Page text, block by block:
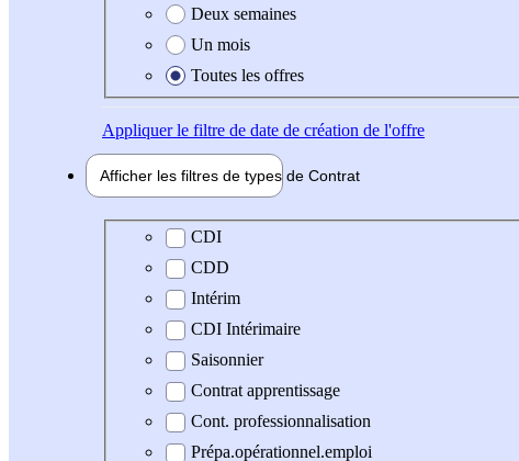
Deux semaines
Un mois
Toutes les offres
Appliquerle filtre de date de création de l'offre
Afficher les filtres de types de Contrat
Type de contrat
CDI
CDD
Intérim
CDI Intérimaire
Saisonnier
Contrat apprentissage
Cont. professionnalisation
Prépa.opérationnel.emploi